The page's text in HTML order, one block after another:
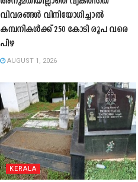
വിവരങ്ങൾ വിനിയോഗിച്ചാൽ
കമ്പനികൾക്ക് 250 കോടി രൂപ വരെ
പിഴ
AUGUST 1, 2026
KERALA